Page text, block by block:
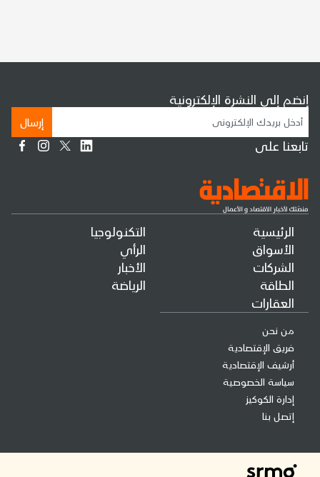
الرئيسية
الأسواق
الشركات
الطاقة
العقارات
التكنولوجيا
الرأي
الأخبار
الرياضة
من نحن
فريق الإقتصادية
أرشيف الإقتصادية
سياسة الخصوصية
إدارة الكوكيز
إتصل بنا
إنضم إلى النشرة الإلكترونية
إرسال
تابعنا على